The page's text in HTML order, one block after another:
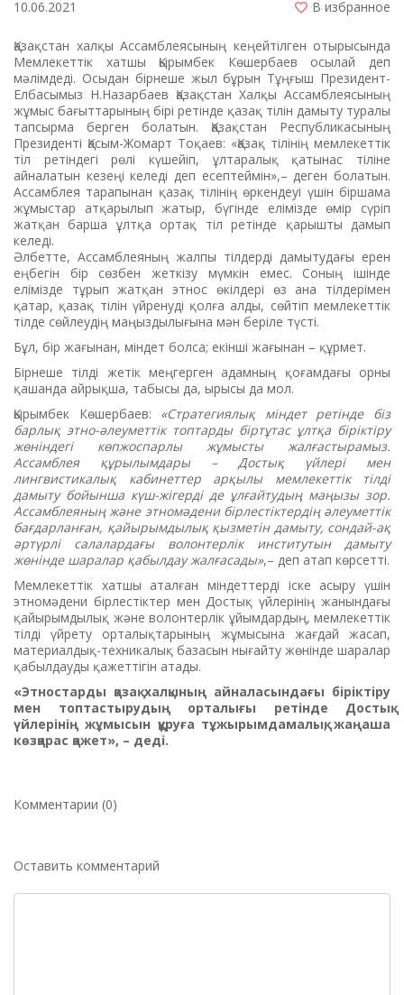
10.06.2021 В избранное
Қазақстан халқы Ассамблеясының кеңейтілген отырысында
Мемлекеттік хатшы Қырымбек Көшербаев осылай деп
мәлімдеді. Осыдан бірнеше жыл бұрын Тұңғыш Президент-
Елбасымыз Н.Назарбаев Қазақстан Халқы Ассамблеясының
жұмыс бағыттарының бірі ретінде қазақ тілін дамыту туралы
тапсырма берген болатын. Қазақстан Республикасының
Президенті Қасым-Жомарт Тоқаев: «Қазақ тілінің мемлекеттік
тіл ретіндегі рөлі күшейіп, ұлтаралық қатынас тіліне
айналатын кезеңі келеді деп есептеймін»,– деген болатын.
Ассамблея тарапынан қазақ тілінің өркендеуі үшін біршама
жұмыстар атқарылып жатыр, бүгінде елімізде өмір сүріп
жатқан барша ұлтқа ортақ тіл ретінде қарышты дамып
келеді.
Әлбетте, Ассамблеяның жалпы тілдерді дамытудағы ерен
еңбегін бір сөзбен жеткізу мүмкін емес. Соның ішінде
елімізде тұрып жатқан этнос өкілдері өз ана тілдерімен
қатар, қазақ тілін үйренуді қолға алды, сөйтіп мемлекеттік
тілде сөйлеудің маңыздылығына мән беріле түсті.
Бұл, бір жағынан, міндет болса; екінші жағынан – құрмет.
Бірнеше тілді жетік меңгерген адамның қоғамдағы орны
қашанда айрықша, табысы да, ырысы да мол.
Қырымбек Көшербаев: «Стратегиялық міндет ретінде біз
барлық этно-әлеуметтік топтарды біртұтас ұлтқа біріктіру
жөніндегі көпжоспарлы жұмысты жалғастырамыз.
Ассамблея құрылымдары – Достық үйлері мен
лингвистикалық кабинеттер арқылы мемлекеттік тілді
дамыту бойынша күш-жігерді де ұлғайтудың маңызы зор.
Ассамблеяның және этномәдени бірлестіктердің әлеуметтік
бағдарланған, қайырымдылық қызметін дамыту, сондай-ақ
әртүрлі салалардағы волонтерлік институтын дамыту
жөнінде шаралар қабылдау жалғасады»,– деп атап көрсетті.
Мемлекеттік хатшы аталған міндеттерді іске асыру үшін
этномәдени бірлестіктер мен Достық үйлерінің жанындағы
қайырымдылық және волонтерлік ұйымдардың, мемлекеттік
тілді үйрету орталықтарының жұмысына жағдай жасап,
материалдық-техникалық базасын нығайту жөнінде шаралар
қабылдауды қажеттігін атады.
«Этностарды қазақ халқының айналасындағы біріктіру
мен топтастырудың орталығы ретінде Достық
үйлерінің жұмысын құруға тұжырымдамалық, жаңаша
көзқарас қажет», – деді.
Комментарии (0)
Оставить комментарий